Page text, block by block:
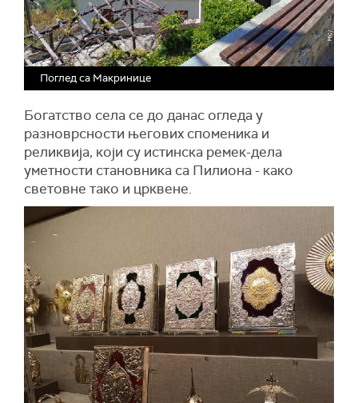
Поглед са Макринице
Богатство села се до данас огледа у
разноврсности његових споменика и
реликвија, који су истинска ремек-дела
уметности становника са Пилиона - како
световне тако и црквене.